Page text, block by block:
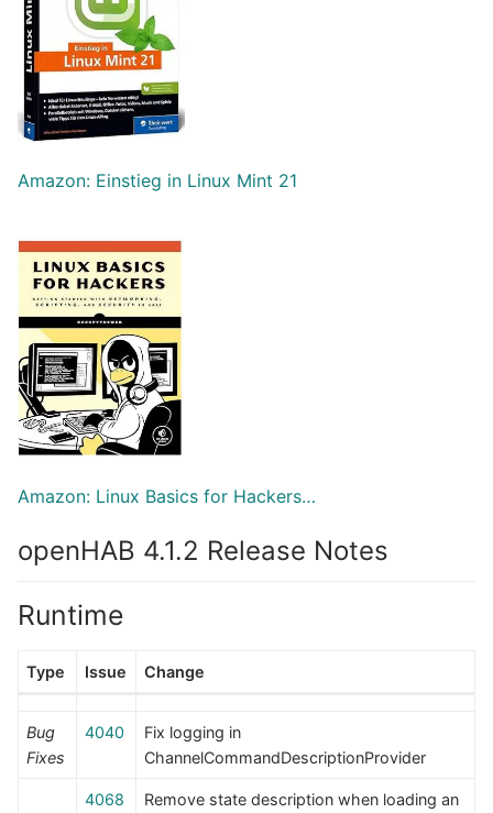
Amazon: Einstieg in Linux Mint 21
Amazon: Linux Basics for Hackers…
openHAB 4.1.2 Release Notes
Runtime
Type Issue Change
Bug
Fixes
4040
Fix logging in
ChannelCommandDescriptionProvider
4068
Remove state description when loading an